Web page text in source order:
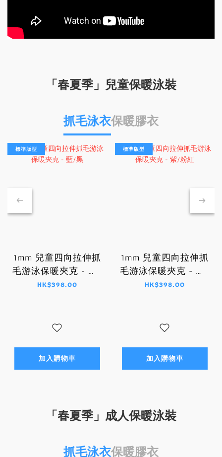
「春夏季」兒童保暖泳裝
抓毛泳衣保暖膠衣
標準版型
1mm 兒童四向拉伸抓
毛游泳保暖夾克 - 藍/
黑
HK$398.00
加入購物車
標準版型
1mm 兒童四向拉伸抓
毛游泳保暖夾克 - 紫/
粉紅
HK$398.00
加入購物車
「春夏季」成人保暖泳裝
抓毛泳衣保暖膠衣